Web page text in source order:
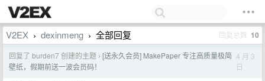
V2EX › dexinmeng › 全部回复 回复总数 10
回复了 burden7 创建的主题 › [送永久会员] MakePaper 专注高质量极简
壁纸，假期前送一波会员码！
4 月 3
日